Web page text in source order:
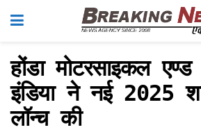
होंडा मोटरसाइकल
इंडिया ने नई 2025
लॉन्‍च की